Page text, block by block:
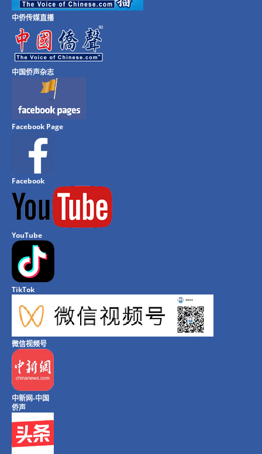
中侨传媒直播
中国侨声杂志
Facebook Page
Facebook
YouTube
TikTok
微信视频号
中新网-中国
侨声